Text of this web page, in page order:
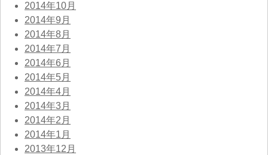
2014年10月
2014年9月
2014年8月
2014年7月
2014年6月
2014年5月
2014年4月
2014年3月
2014年2月
2014年1月
2013年12月